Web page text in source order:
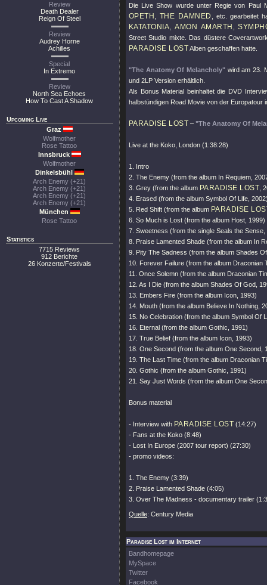
Review
Death Dealer
Reign Of Steel
Review
Audrey Horne
Achilles
Special
In Extremo
Review
North Sea Echoes
How To Cast A Shadow
Upcoming Live
Graz
Wolfmother
Rose Tattoo
Innsbruck
Wolfmother
Dinkelsbühl
Arch Enemy (+21)
Arch Enemy (+21)
Arch Enemy (+21)
Arch Enemy (+21)
München
Rose Tattoo
Statistics
7715 Reviews
912 Berichte
26 Konzerte/Festivals
Die Live Show wurde unter Regie von Paul
OPETH THE DAMNED , etc. gearbeitet
KATATONIA ,AMON AMARTH ,
Street Studio mixte. Das düstere
PARADISE LOSTAlben geschaffen hatte.
"The Anatomy Of Melancholy" wird am 23.
und 2LP Version erhältlich.
Als Bonus Material beinhaltet die DVD
halbstündigen Road Movie von der Europatour
PARADISE LOST –"The Anatomy Of
Live at the Koko, London (1:38:28)
1. Intro
2. The Enemy (from the album In Requiem,
3. Grey (from the album PARADISE LOST ,
4. Erased (from the album Symbol Of Life,
5. Red Shift (from the album PARADISE
6. So Much is Lost (from the album Host, 1999)
7. Sweetness (from the single Seals the Sense,
8. Praise Lamented Shade (from the album In
9. Pity The Sadness (from the album Shades
10. Forever Failure (from the album Draconian
11. Once Solemn (from the album Draconian
12. As I Die (from the album Shades Of God,
13. Embers Fire (from the album Icon, 1993)
14. Mouth (from the album Believe In Nothing,
15. No Celebration (from the album Symbol Of
16. Eternal (from the album Gothic, 1991)
17. True Belief (from the album Icon, 1993)
18. One Second (from the album One Second,
19. The Last Time (from the album Draconian
20. Gothic (from the album Gothic, 1991)
21. Say Just Words (from the album One
Bonus material
- Interview with PARADISE LOST (14:27)
- Fans at the Koko (8:48)
- Lost In Europe (2007 tour report) (27:30)
- promo videos:
1. The Enemy (3:39)
2. Praise Lamented Shade (4:05)
3. Over The Madness - documentary trailer
Quelle: Century Media
Paradise Lost im Internet
Bandhomepage
MySpace
Twitter
Facebook